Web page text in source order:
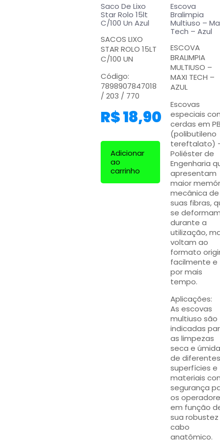
Saco De Lixo
Star Rolo 15lt
C/100 Un Azul
SACOS LIXO
STAR ROLO 15LT
C/100 UN
Código:
7898907847018
/ 203 / 770
R$18,90
Adicionar
ao
carrinho
Escova
Bralimpia
Multiuso –
Tech – Azul
ESCOVA
BRALIMPIA
MULTIUSO –
MAXI TECH –
AZUL
Escovas
especiais
cerdas em
(polibutileno
tereftalato)
Poliéster de
Engenharia
apresentam
maior
mecânica de
suas fibras,
se
durante a
utilização,
voltam ao
formato
facilmente e
por mais
tempo.
Aplicações:
As escovas
multiuso são
indicadas
as limpezas
seca e
de
superfícies e
materiais
segurança
os
em função
sua
cabo
anatômico.